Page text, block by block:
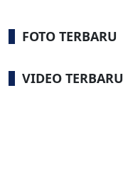
FOTO TERBARU
VIDEO TERBARU